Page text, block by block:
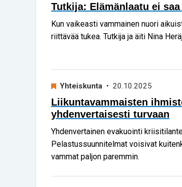
Tutkija: Elämänlaatu ei
Kun vaikeasti vammainen nuori
riittävää tukea. Tutkija ja äiti Nina
Yhteiskunta • 20.10.2025
Liikuntavammaisten
yhdenvertaisesti turvaan
Yhdenvertainen evakuointi
Pelastussuunnitelmat voisivat
vammat paljon paremmin.